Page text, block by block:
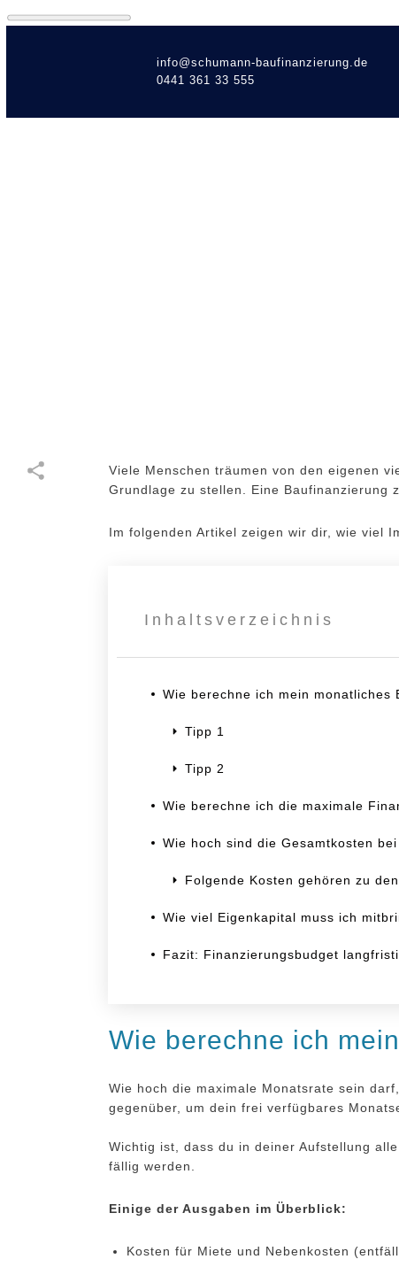
info@schumann-baufinanzierung.de
0441 361 33 555
Viele Menschen träumen von den eigenen
Grundlage zu stellen. Eine Baufinanzierung
Im folgenden Artikel zeigen wir dir, wie viel
Inhaltsverzeichnis
Wie berechne ich mein monatliches
Tipp 1
Tipp 2
Wie berechne ich die maximale
Wie hoch sind die Gesamtkosten
Folgende Kosten gehören zu
Wie viel Eigenkapital muss ich
Fazit: Finanzierungsbudget
Wie berechne ich
Wie hoch die maximale Monatsrate sein
gegenüber, um dein frei verfügbares
Wichtig ist, dass du in deiner Aufstellung
fällig werden.
Einige der Ausgaben im Überblick:
Kosten für Miete und Nebenkosten